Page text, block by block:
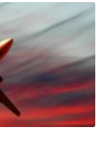
МАРТ
«Не зная
правил,
потерять
полгода»